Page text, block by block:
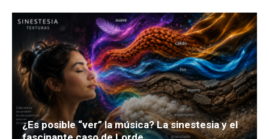
¿Es posible “ver” la música? La sinestesia y el